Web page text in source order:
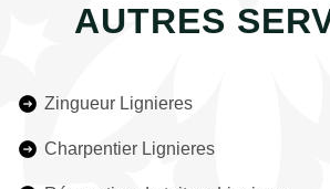
AUTRES
Zingueur Lignieres
Charpentier Lignieres